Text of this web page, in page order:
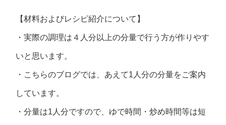
【材料およびレシピ紹介について】
・実際の調理は４人分以上の分量で行う方が作りやす
いと思います。
・こちらのブログでは、あえて1人分の分量をご案内
しています。
・分量は1人分ですので、ゆで時間・炒め時間等は短